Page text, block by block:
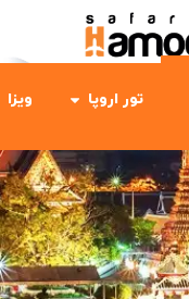
تور اروپا ویزا